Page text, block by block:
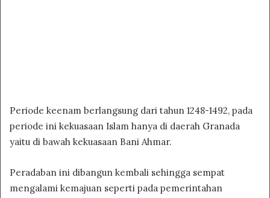
Periode keenam berlangsung dari tahun 1248-1492, pada
periode ini kekuasaan Islam hanya di daerah Granada
yaitu di bawah kekuasaan Bani Ahmar.
Peradaban ini dibangun kembali sehingga sempat
mengalami kemajuan seperti pada pemerintahan